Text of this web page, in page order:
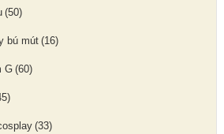
(50)
bú mút (16)
G (60)
(33)